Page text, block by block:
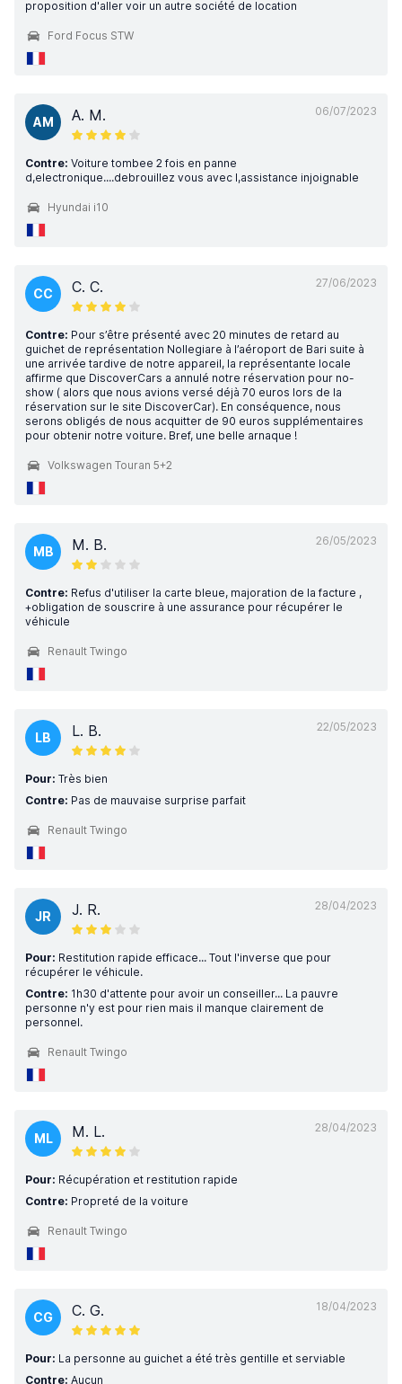
proposition d'aller voir un autre société de location
Ford Focus STW
06/07/2023
AM A. M.
Contre: Voiture tombee 2 fois en panne
d,electronique....debrouillez vous avec l,assistance injoignable
Hyundai i10
27/06/2023
CC C. C.
Contre: Pour s’être présenté avec 20 minutes de retard au
guichet de représentation Nollegiare à l’aéroport de Bari suite à
une arrivée tardive de notre appareil, la représentante locale
affirme que DiscoverCars a annulé notre réservation pour no-
show ( alors que nous avions versé déjà 70 euros lors de la
réservation sur le site DiscoverCar). En conséquence, nous
serons obligés de nous acquitter de 90 euros supplémentaires
pour obtenir notre voiture. Bref, une belle arnaque !
Volkswagen Touran 5+2
26/05/2023
MB M. B.
Contre: Refus d'utiliser la carte bleue, majoration de la facture ,
+obligation de souscrire à une assurance pour récupérer le
véhicule
Renault Twingo
22/05/2023
LB L. B.
Pour: Très bien
Contre: Pas de mauvaise surprise parfait
Renault Twingo
28/04/2023
JR J. R.
Pour: Restitution rapide efficace... Tout l'inverse que pour
récupérer le véhicule.
Contre: 1h30 d'attente pour avoir un conseiller... La pauvre
personne n'y est pour rien mais il manque clairement de
personnel.
Renault Twingo
28/04/2023
ML M. L.
Pour: Récupération et restitution rapide
Contre: Propreté de la voiture
Renault Twingo
18/04/2023
CG C. G.
Pour: La personne au guichet a été très gentille et serviable
Contre: Aucun